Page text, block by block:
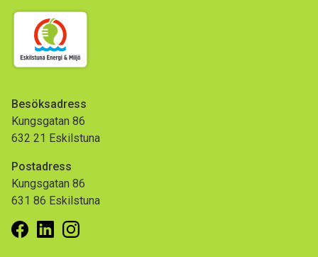
Besöksadress
Kungsgatan 86
632 21 Eskilstuna
Postadress
Kungsgatan 86
631 86 Eskilstuna
Facebook
LinkedinInstagram